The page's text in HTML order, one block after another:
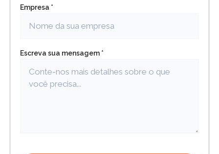
Empresa *
Escreva sua mensagem *